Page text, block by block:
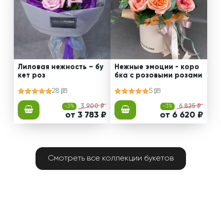
Лиловая нежность – бу
кет роз
28
-3% 3 900 ₽
от 3 783 ₽
Нежные эмоции - коро
бка с розовыми розами
5
-3% 6 825 ₽
от 6 620 ₽
Смотреть все коллекции букетов